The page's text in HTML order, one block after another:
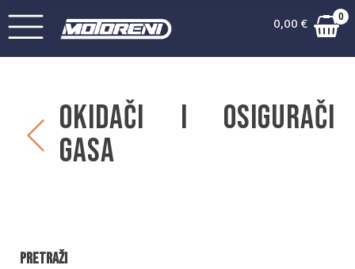
0,00 € 0
Okidači i osigurači
gasa
Pretraži